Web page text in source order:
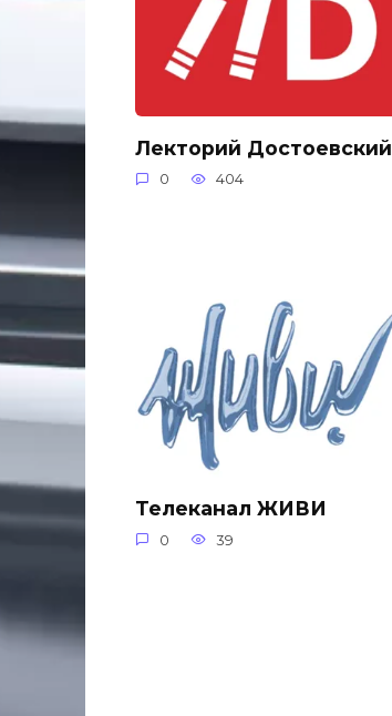
Лекторий Достоевский
0 404
Телеканал ЖИВИ
0 39